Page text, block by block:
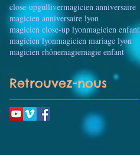
close-upgullivermagicien anniversaire
magicien anniversaire lyon
magicien close-up lyonmagicien enfant
magicien lyonmagicien mariage lyon
magicien rhônemagiemagie enfant
Retrouvez-nous